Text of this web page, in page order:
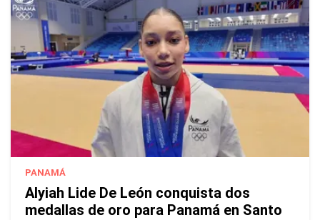
PANAMÁ
Alyiah Lide De León conquista dos
medallas de oro para Panamá en Santo